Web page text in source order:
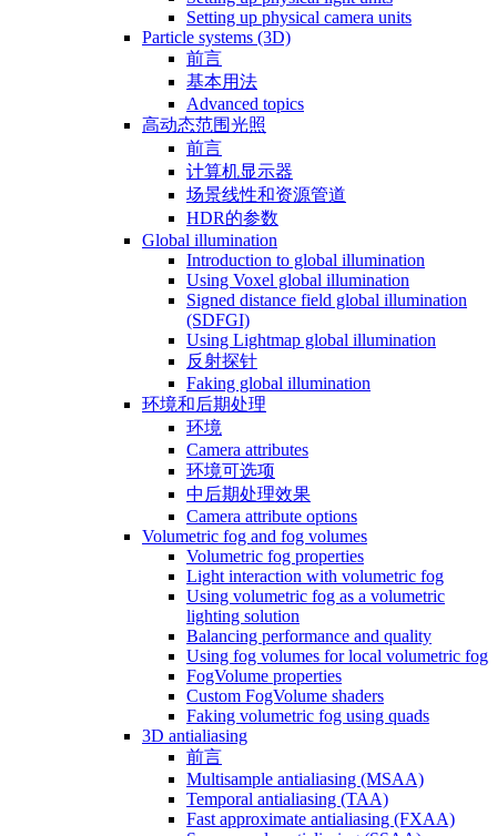
Setting up physical camera units
Particle systems (3D)
前言
基本用法
Advanced topics
高动态范围光照
前言
计算机显示器
场景线性和资源管道
HDR的参数
Global illumination
Introduction to global illumination
Using Voxel global illumination
Signed distance field global illumination
(SDFGI)
Using Lightmap global illumination
反射探针
Faking global illumination
环境和后期处理
环境
Camera attributes
环境可选项
中后期处理效果
Camera attribute options
Volumetric fog and fog volumes
Volumetric fog properties
Light interaction with volumetric fog
Using volumetric fog as a volumetric
lighting solution
Balancing performance and quality
Using fog volumes for local volumetric fog
FogVolume properties
Custom FogVolume shaders
Faking volumetric fog using quads
3D antialiasing
前言
Multisample antialiasing (MSAA)
Temporal antialiasing (TAA)
Fast approximate antialiasing (FXAA)